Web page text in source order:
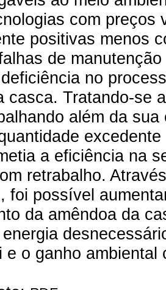
com preços
positivas menos
de
no
casca. Tratando-se
além da
a eficiência na
retrabalho.
foi possível
da amêndoa da
e o ganho ambiental